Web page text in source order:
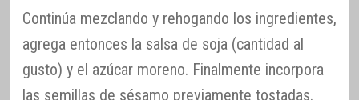
Continúa mezclando y rehogando los ingredientes,
agrega entonces la salsa de soja (cantidad al
gusto) y el azúcar moreno. Finalmente incorpora
las semillas de sésamo previamente tostadas.